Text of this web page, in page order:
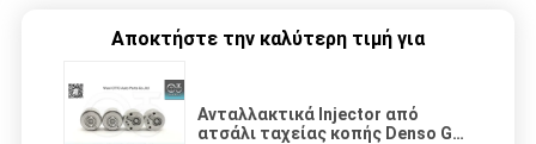
Αποκτήστε την καλύτερη τιμή για
Ανταλλακτικά Injector από
ατσάλι ταχείας κοπής Denso G4-